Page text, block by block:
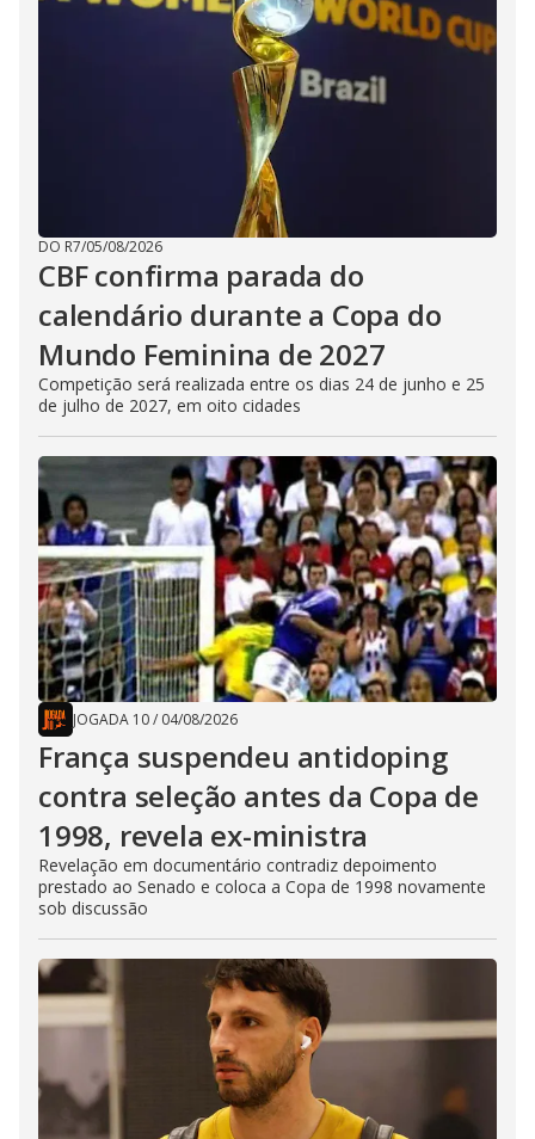
DO R7/05/08/2026
CBF confirma parada do
calendário durante a Copa do
Mundo Feminina de 2027
Competição será realizada entre os dias 24 de junho e 25
de julho de 2027, em oito cidades
JOGADA 10/ 04/08/2026
França suspendeu antidoping
contra seleção antes da Copa de
1998, revela ex-ministra
Revelação em documentário contradiz depoimento
prestado ao Senado e coloca a Copa de 1998 novamente
sob discussão